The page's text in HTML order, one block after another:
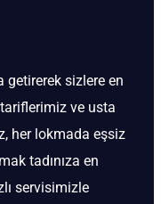
getirerek sizlere en
ve usta
her lokmada eşsiz
tadınıza en
servisimizle